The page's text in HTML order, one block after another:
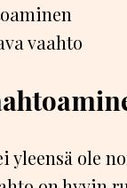
vaahto
yleensä ole